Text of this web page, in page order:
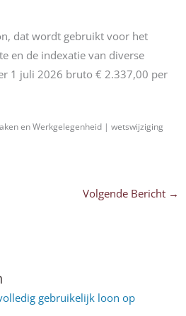
dat wordt gebruikt voor het
en de indexatie van diverse
1 juli 2026 bruto € 2.337,00 per
en Werkgelegenheid | wetswijziging
Volgende Bericht →
gebruikelijk loon op